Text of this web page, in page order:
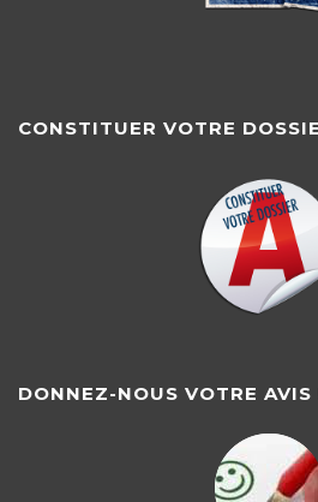
CONSTITUER VOTRE
DONNEZ-NOUS VOTRE AVIS